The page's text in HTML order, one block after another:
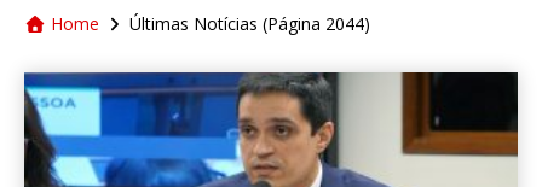
Home Últimas Notícias (Página 2044)